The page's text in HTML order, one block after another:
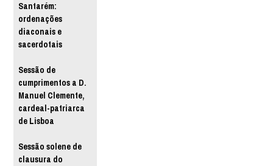
Santarém:
ordenações
diaconais e
sacerdotais
Sessão de
cumprimentos a D.
Manuel Clemente,
cardeal-patriarca
de Lisboa
Sessão solene de
clausura do